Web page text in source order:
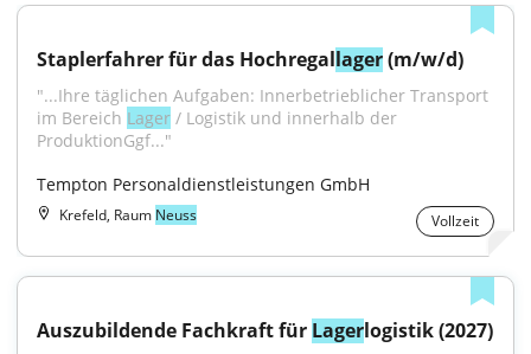
Staplerfahrer für das Hochregallager (m/w/d)
"...Ihre täglichen Aufgaben: Innerbetrieblicher Transport
im Bereich Lager / Logistik und innerhalb der
ProduktionGgf..."
Tempton Personaldienstleistungen GmbH
Krefeld, Raum Neuss Vollzeit
Auszubildende Fachkraft für Lagerlogistik (2027)